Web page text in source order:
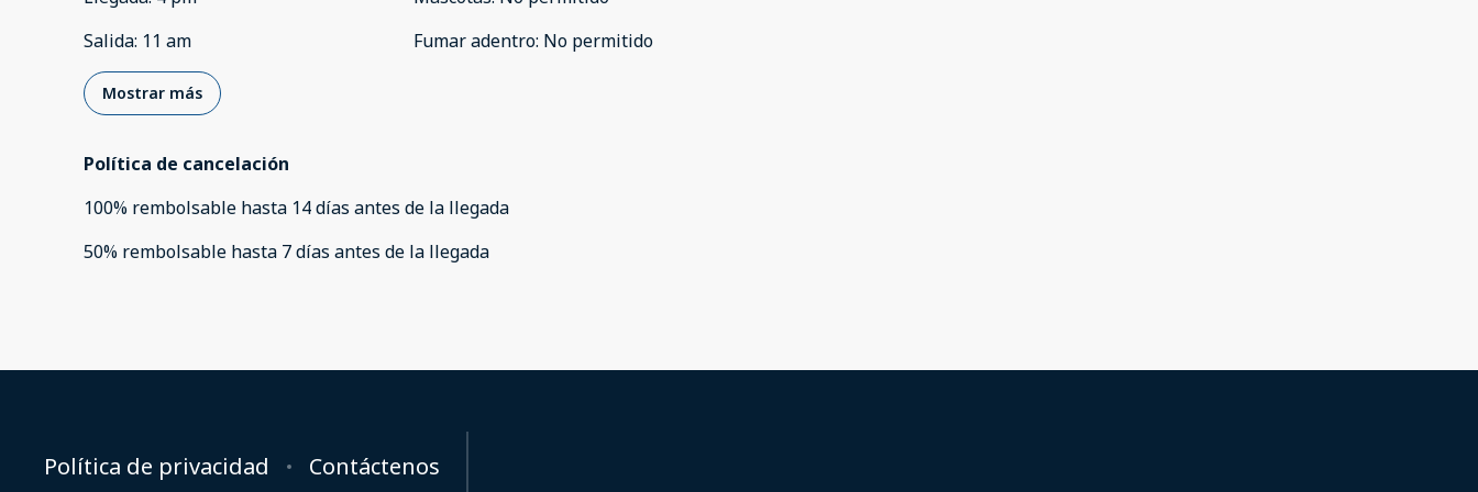
Salida: 11 am
Fumar adentro: No permitido
Mostrar más
Política de cancelación
100% rembolsable hasta 14 días antes de la llegada
50% rembolsable hasta 7 días antes de la llegada
Política de privacidad Contáctenos